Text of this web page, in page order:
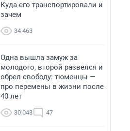
Куда его транспортировали и
зачем
34 463
Одна вышла замуж за
молодого, второй развелся и
обрел свободу: тюменцы —
про перемены в жизни после
40 лет
30 043 47